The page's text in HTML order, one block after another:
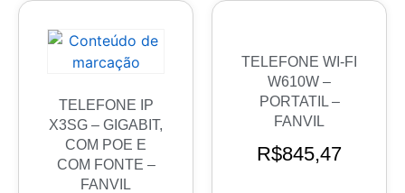
TELEFONE IP
X3SG – GIGABIT,
COM POE E
COM FONTE –
FANVIL
TELEFONE WI-FI
W610W –
PORTATIL –
FANVIL
R$845,47